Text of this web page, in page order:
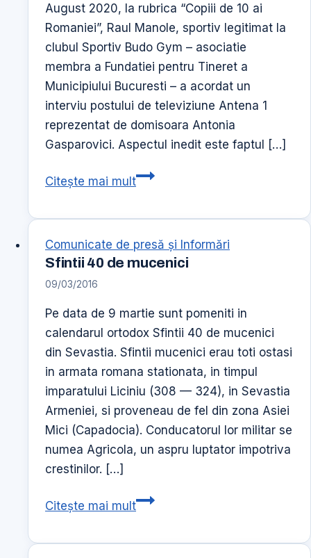
August 2020, la rubrica “Copiii de 10 ai
Romaniei”, Raul Manole, sportiv legitimat la
clubul Sportiv Budo Gym – asociatie
membra a Fundatiei pentru Tineret a
Municipiului Bucuresti – a acordat un
interviu postului de televiziune Antena 1
reprezentat de domisoara Antonia
Gasparovici. Aspectul inedit este faptul […]
Citește mai multCOPIII
ROMANIEI
–
MANOLE
Comunicate de presă şi Informări
Sfintii 40 de mucenici
09/03/2016
Pe data de 9 martie sunt pomeniti in
calendarul ortodox Sfintii 40 de mucenici
din Sevastia. Sfintii mucenici erau toti ostasi
in armata romana stationata, in timpul
imparatului Liciniu (308 — 324), in Sevastia
Armeniei, si proveneau de fel din zona Asiei
Mici (Capadocia). Conducatorul lor militar se
numea Agricola, un aspru luptator impotriva
crestinilor. […]
Citește mai multSfintii